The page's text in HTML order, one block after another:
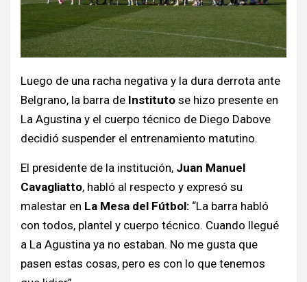
Luego de una racha negativa y la dura derrota ante
Belgrano, la barra de Instituto se hizo presente en
La Agustina y el cuerpo técnico de Diego Dabove
decidió suspender el entrenamiento matutino.
El presidente de la institución, Juan Manuel
Cavagliatto, habló al respecto y expresó su
malestar en La Mesa del Fútbol: “La barra habló
con todos, plantel y cuerpo técnico. Cuando llegué
a La Agustina ya no estaban. No me gusta que
pasen estas cosas, pero es con lo que tenemos